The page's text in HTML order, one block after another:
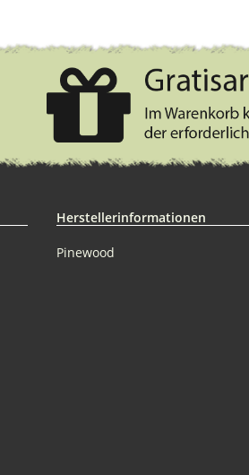
Herstellerinformationen
Pinewood